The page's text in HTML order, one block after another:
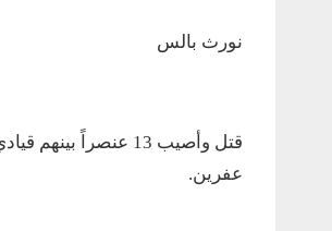
نورث بالس
قتل وأصيب 13
عفرين.